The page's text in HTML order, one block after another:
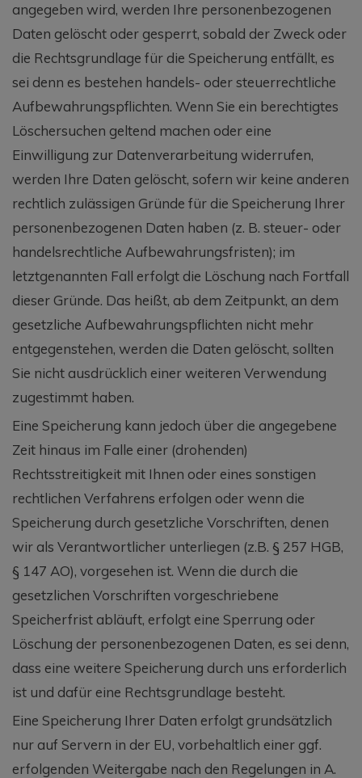
angegeben wird, werden Ihre personenbezogenen
Daten gelöscht oder gesperrt, sobald der Zweck oder
die Rechtsgrundlage für die Speicherung entfällt, es
sei denn es bestehen handels- oder steuerrechtliche
Aufbewahrungspflichten. Wenn Sie ein berechtigtes
Löschersuchen geltend machen oder eine
Einwilligung zur Datenverarbeitung widerrufen,
werden Ihre Daten gelöscht, sofern wir keine anderen
rechtlich zulässigen Gründe für die Speicherung Ihrer
personenbezogenen Daten haben (z. B. steuer- oder
handelsrechtliche Aufbewahrungsfristen); im
letztgenannten Fall erfolgt die Löschung nach Fortfall
dieser Gründe. Das heißt, ab dem Zeitpunkt, an dem
gesetzliche Aufbewahrungspflichten nicht mehr
entgegenstehen, werden die Daten gelöscht, sollten
Sie nicht ausdrücklich einer weiteren Verwendung
zugestimmt haben.
Eine Speicherung kann jedoch über die angegebene
Zeit hinaus im Falle einer (drohenden)
Rechtsstreitigkeit mit Ihnen oder eines sonstigen
rechtlichen Verfahrens erfolgen oder wenn die
Speicherung durch gesetzliche Vorschriften, denen
wir als Verantwortlicher unterliegen (z.B. § 257 HGB,
§ 147 AO), vorgesehen ist. Wenn die durch die
gesetzlichen Vorschriften vorgeschriebene
Speicherfrist abläuft, erfolgt eine Sperrung oder
Löschung der personenbezogenen Daten, es sei denn,
dass eine weitere Speicherung durch uns erforderlich
ist und dafür eine Rechtsgrundlage besteht.
Eine Speicherung Ihrer Daten erfolgt grundsätzlich
nur auf Servern in der EU, vorbehaltlich einer ggf.
erfolgenden Weitergabe nach den Regelungen in A.